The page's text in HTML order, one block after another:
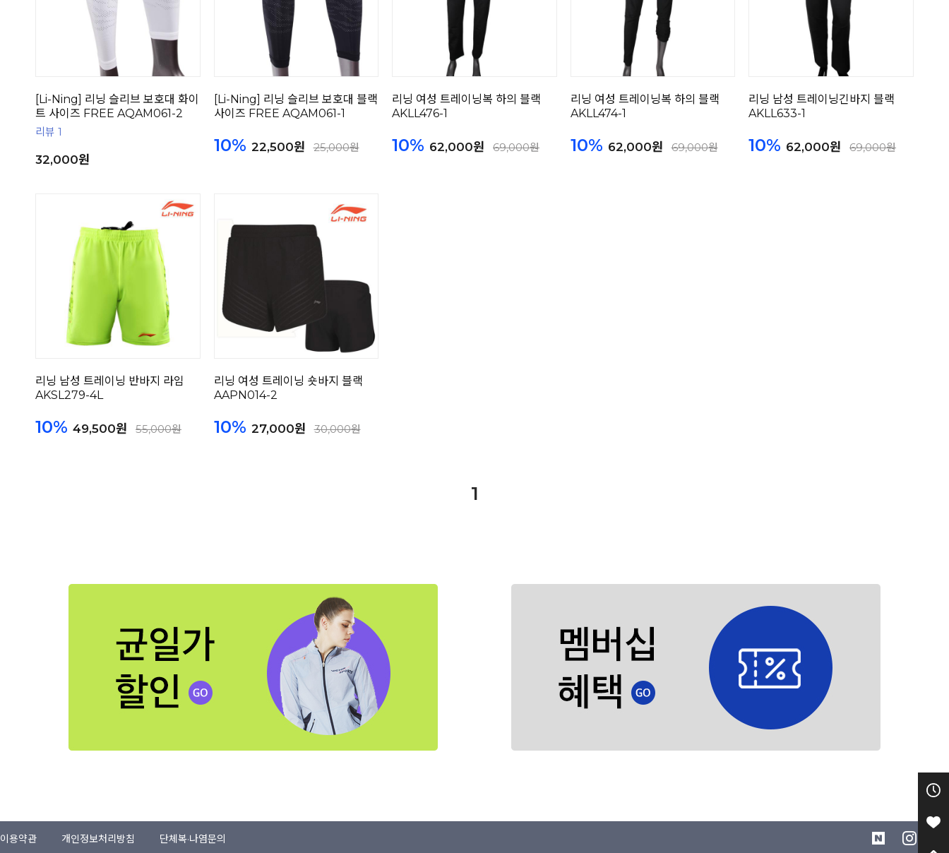
[Li-Ning] 리닝 슬리브 보호대 화이
트 사이즈 FREE AQAM061-2
리뷰 1
32,000원
[Li-Ning] 리닝 슬리브 보호대 블랙
사이즈 FREE AQAM061-1
10% 22,500원 25,000원
리닝 여성 트레이닝복 하의 블랙
AKLL476-1
10% 62,000원 69,000원
리닝 여성 트레이닝복 하의 블랙
AKLL474-1
10% 62,000원 69,000원
리닝 남성 트레이닝긴바지 블랙
AKLL633-1
10% 62,000원 69,000원
리닝 남성 트레이닝 반바지 라임
AKSL279-4L
10% 49,500원 55,000원
리닝 여성 트레이닝 숏바지 블랙
AAPN014-2
10% 27,000원 30,000원
1
이용약관 개인정보처리방침 단체복·나염문의